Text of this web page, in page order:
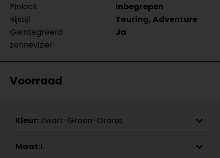
Pinlock
Inbegrepen
Rijstijl
Touring, Adventure
Geïntegreerd
zonnevizier
Ja
Voorraad
Kleur: Zwart-Groen-Oranje
Maat:L